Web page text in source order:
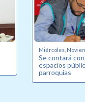
Miércoles,
Se contará
espacios
parroquias